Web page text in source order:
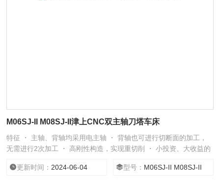
M06SJ-II M08SJ-II津上CNC双主轴刀塔车床
特征 ・ 主轴、背轴均采用电主轴 ・ 背轴也可进行切断面的加工，
无需进行2次加工 ・ 高刚性构造，实现重切削 ・ 小投资、大收益的
更新时间： 2024-06-04 型号： M06SJ-II M08SJ-II